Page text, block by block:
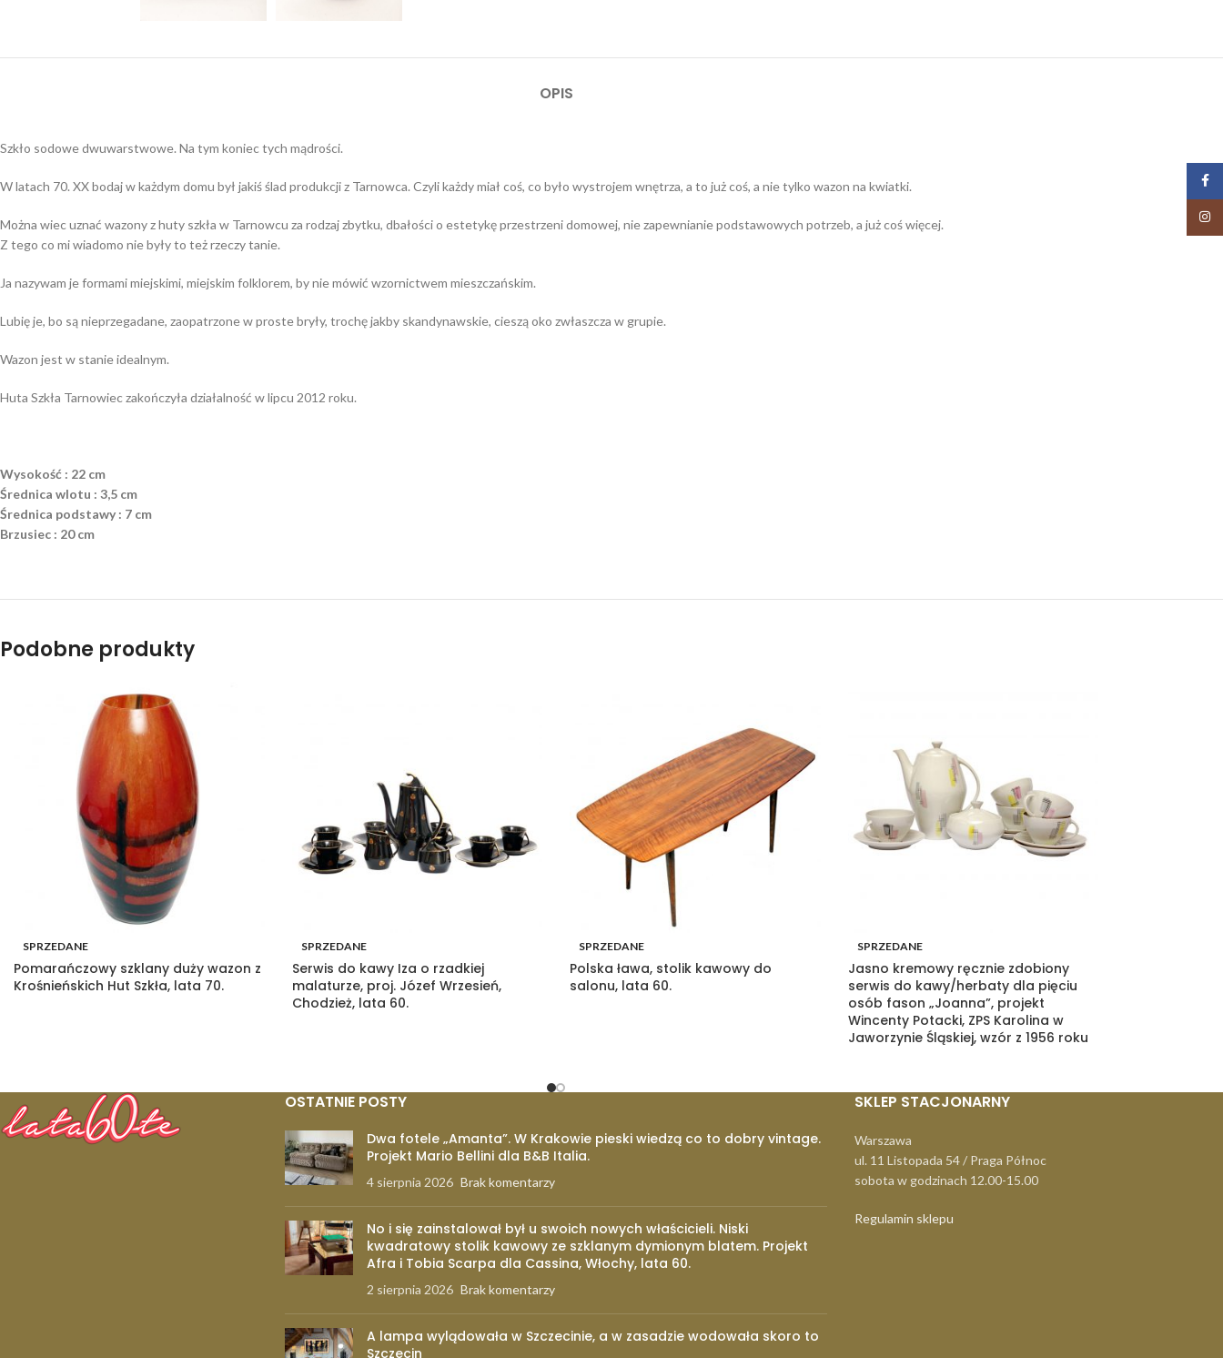
OPIS
Szkło sodowe dwuwarstwowe. Na tym koniec tych mądrości.
W latach 70. XX bodaj w każdym domu był jakiś ślad produkcji z Tarnowca. Czyli każdy miał coś, co było wystrojem wnętrza, a to już coś, a nie tylko wazon na kwiatki.
Można wiec uznać wazony z huty szkła w Tarnowcu za rodzaj zbytku, dbałości o estetykę przestrzeni domowej, nie zapewnianie podstawowych potrzeb, a już coś więcej.
Z tego co mi wiadomo nie były to też rzeczy tanie.
Ja nazywam je formami miejskimi, miejskim folklorem, by nie mówić wzornictwem mieszczańskim.
Lubię je, bo są nieprzegadane, zaopatrzone w proste bryły, trochę jakby skandynawskie, cieszą oko zwłaszcza w grupie.
Wazon jest w stanie idealnym.
Huta Szkła Tarnowiec zakończyła działalność w lipcu 2012 roku.
Wysokość : 22 cm
Średnica wlotu : 3,5 cm
Średnica podstawy : 7 cm
Brzusiec : 20 cm
Podobne produkty
SPRZEDANE
Pomarańczowy szklany duży wazon z
Krośnieńskich Hut Szkła, lata 70.
SPRZEDANE
Serwis do kawy Iza o rzadkiej
malaturze, proj. Józef Wrzesień,
Chodzież, lata 60.
SPRZEDANE
Polska ława, stolik kawowy do
salonu, lata 60.
SPRZEDANE
Jasno kremowy ręcznie zdobiony
serwis do kawy/herbaty dla pięciu
osób fason „Joanna”, projekt
Wincenty Potacki, ZPS Karolina w
Jaworzynie Śląskiej, wzór z 1956 roku
OSTATNIE POSTY
Dwa fotele „Amanta”. W Krakowie pieski wiedzą co to dobry vintage.
Projekt Mario Bellini dla B&B Italia.
4 sierpnia 2026 Brak komentarzy
No i się zainstalował był u swoich nowych właścicieli. Niski
kwadratowy stolik kawowy ze szklanym dymionym blatem. Projekt
Afra i Tobia Scarpa dla Cassina, Włochy, lata 60.
2 sierpnia 2026 Brak komentarzy
A lampa wylądowała w Szczecinie, a w zasadzie wodowała skoro to
Szczecin
SKLEP STACJONARNY
Warszawa
ul. 11 Listopada 54 / Praga Północ
sobota w godzinach 12.00-15.00
Regulamin sklepu